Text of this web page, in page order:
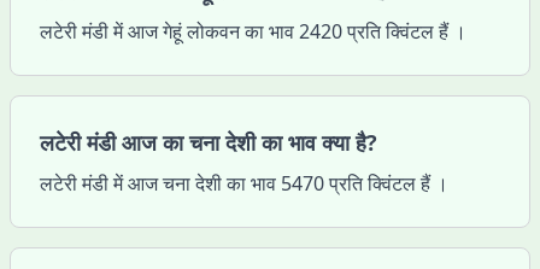
लटेरी मंडी में आज गेहूं लोकवन का भाव 2420 प्रति क्विंटल हैं ।
लटेरी मंडी आज का चना देशी का भाव क्या है?
लटेरी मंडी में आज चना देशी का भाव 5470 प्रति क्विंटल हैं ।